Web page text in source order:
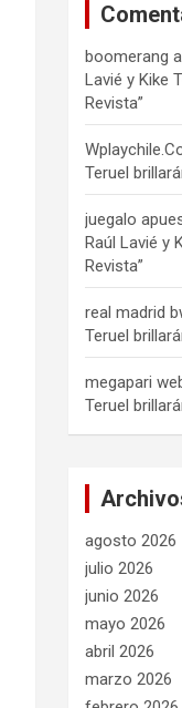
boomerang
Lavié y Kike
Revista”
Teruel
juegalo
Raúl Lavié y
Revista”
real madrid
Teruel
megapari
Teruel
agosto 2026
julio 2026
junio 2026
mayo 2026
abril 2026
marzo 2026